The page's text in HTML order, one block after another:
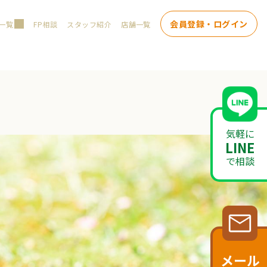
覧 FP相談 スタッフ紹介 店舗一覧 会員登録・ログイン
気軽に
LINE
で相談
メール